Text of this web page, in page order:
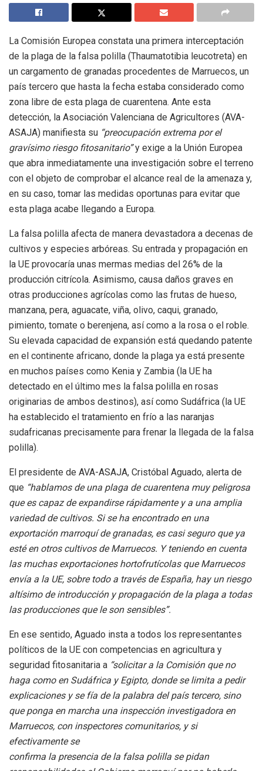
La Comisión Europea constata una primera interceptación
de la plaga de la falsa polilla (Thaumatotibia leucotreta) en
un cargamento de granadas procedentes de Marruecos, un
país tercero que hasta la fecha estaba considerado como
zona libre de esta plaga de cuarentena. Ante esta
detección, la Asociación Valenciana de Agricultores (AVA-
ASAJA) manifiesta su “preocupación extrema por el
gravísimo riesgo fitosanitario”y exige a la Unión Europea
que abra inmediatamente una investigación sobre el terreno
con el objeto de comprobar el alcance real de la amenaza y,
en su caso, tomar las medidas oportunas para evitar que
esta plaga acabe llegando a Europa.
La falsa polilla afecta de manera devastadora a decenas de
cultivos y especies arbóreas. Su entrada y propagación en
la UE provocaría unas mermas medias del 26% de la
producción citrícola. Asimismo, causa daños graves en
otras producciones agrícolas como las frutas de hueso,
manzana, pera, aguacate, viña, olivo, caqui, granado,
pimiento, tomate o berenjena, así como a la rosa o el roble.
Su elevada capacidad de expansión está quedando patente
en el continente africano, donde la plaga ya está presente
en muchos países como Kenia y Zambia (la UE ha
detectado en el último mes la falsa polilla en rosas
originarias de ambos destinos), así como Sudáfrica (la UE
ha establecido el tratamiento en frío a las naranjas
sudafricanas precisamente para frenar la llegada de la falsa
polilla).
El presidente de AVA-ASAJA, Cristóbal Aguado, alerta de
que “hablamos deuna plaga de cuarentena muy peligrosa
que es capaz de expandirse rápidamente ya una amplia
variedad de cultivos. Si se ha encontrado en una
exportación marroquíde granadas, es casi seguro que ya
esté en otros cultivos de Marruecos. Y teniendo en cuenta
las muchas exportaciones hortofrutícolas que Marruecos
envía a la UE, sobre todo a través de España, hay un riesgo
altísimo de introducción y propagación de la plaga a todas
las producciones que le son sensibles”.
En ese sentido, Aguado insta a todos los representantes
políticos de la UE con competencias en agricultura y
seguridad fitosanitaria a “solicitar a la Comisión que no
haga como en Sudáfrica y Egipto, donde se limita a pedir
explicaciones y se fía de la palabra del país tercero, sino
que ponga en marcha una inspección investigadora en
Marruecos, con inspectores comunitarios, y si
efectivamente se
confirma la presencia de la falsa polilla se pidan